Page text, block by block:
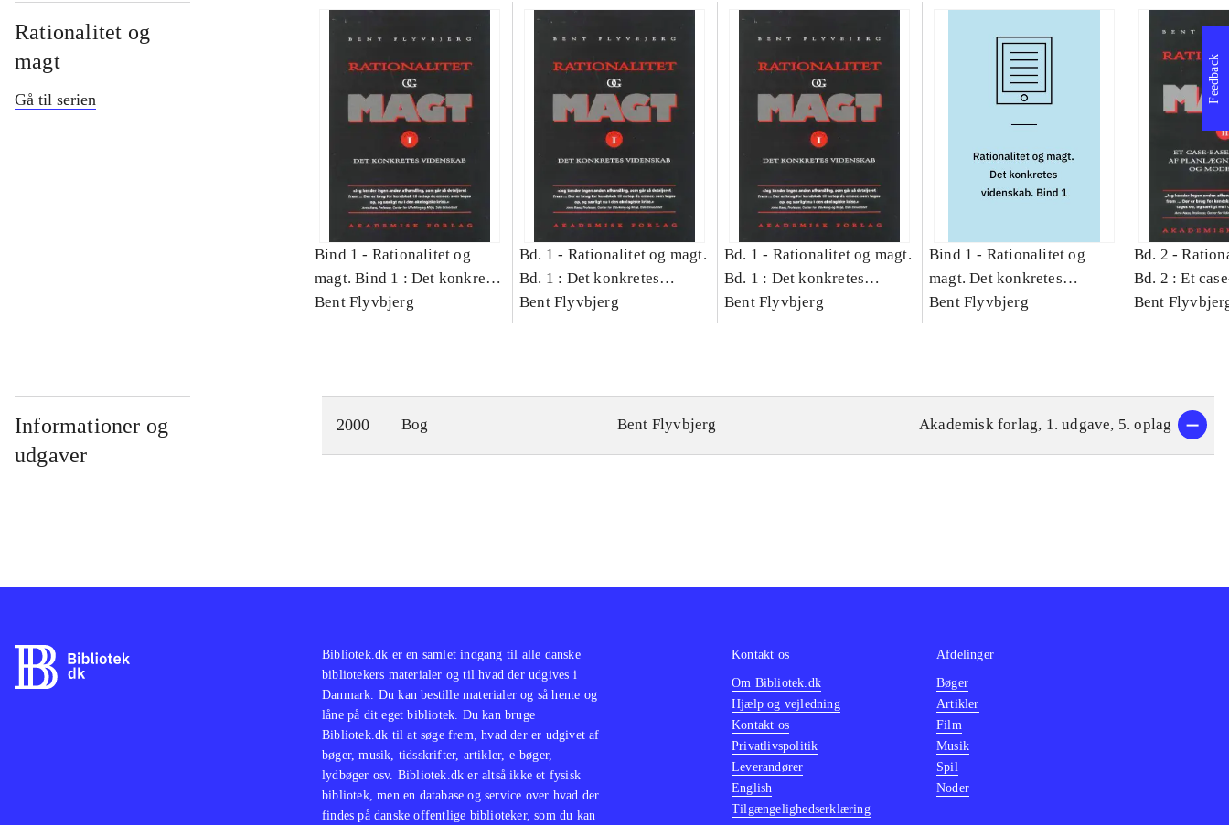
Rationalitet og
magt
Gå til serien
Bind 1 - Rationalitet og
magt. Bind 1 : Det konkretes
videnskab
Bent Flyvbjerg
Bd. 1 - Rationalitet og magt.
Bd. 1 : Det konkretes
videnskab
Bent Flyvbjerg
Bd. 1 - Rationalitet og magt.
Bd. 1 : Det konkretes
videnskab
Bent Flyvbjerg
Bind 1 - Rationalitet og
magt. Det konkretes
videnskab. Bind 1
Bent Flyvbjerg
Bd. 2 -
Bd. 2 : Et
studie af
Bent
Informationer og
udgaver
2000 Bog Bent Flyvbjerg Akademisk forlag, 1. udgave, 5. oplag
Feedback
Bibliotek.dk er en samlet indgang til alle danske
bibliotekers materialer og til hvad der udgives i
Danmark. Du kan bestille materialer og så hente og
låne på dit eget bibliotek. Du kan bruge
Bibliotek.dk til at søge frem, hvad der er udgivet af
bøger, musik, tidsskrifter, artikler, e-bøger,
lydbøger osv. Bibliotek.dk er altså ikke et fysisk
bibliotek, men en database og service over hvad der
findes på danske offentlige biblioteker, som du kan
Kontakt os
Om Bibliotek.dk
Hjælp og vejledning
Kontakt os
Privatlivspolitik
Leverandører
English
Tilgængelighedserklæring
Afdelinger
Bøger
Artikler
Film
Musik
Spil
Noder